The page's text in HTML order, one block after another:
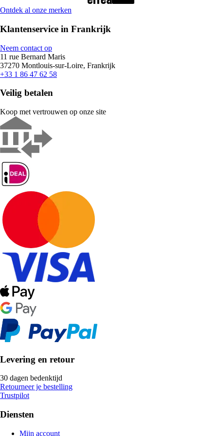
Ontdek al onze merken
Klantenservice in Frankrijk
Neem contact op
11 rue Bernard Maris
37270 Montlouis-sur-Loire, Frankrijk
+33 1 86 47 62 58
Veilig betalen
Koop met vertrouwen op onze site
Levering en retour
30 dagen bedenktijd
Retourneer je bestelling
Trustpilot
Diensten
Mijn account